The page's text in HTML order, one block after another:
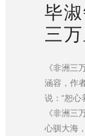
毕
三万
《非洲三
涵容，作
说：“恕心
《非洲三
心驯大海